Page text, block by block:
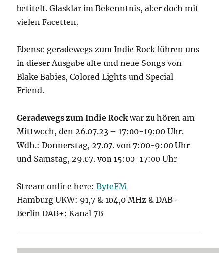
betitelt. Glasklar im Bekenntnis, aber doch mit
vielen Facetten.
Ebenso geradewegs zum Indie Rock führen uns
in dieser Ausgabe alte und neue Songs von
Blake Babies, Colored Lights und Special
Friend.
Geradewegs zum Indie Rockwar zu hören am
Mittwoch, den 26.07.23 – 17:00-19:00 Uhr.
Wdh.: Donnerstag, 27.07. von 7:00-9:00 Uhr
und Samstag, 29.07. von 15:00-17:00 Uhr
Stream online here:ByteFM
Hamburg UKW: 91,7 & 104,0 MHz & DAB+
Berlin DAB+: Kanal 7B